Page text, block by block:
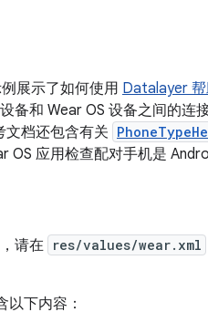
例展示了如何使用 Datalayer
备和 Wear OS 设备之间的连
文档还包含有关
OS 应用检查配对手机是
请在 res/values/wear.xml
以下内容：